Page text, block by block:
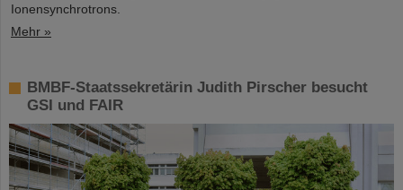
Ionensynchrotrons.
Mehr »
BMBF-Staatssekretärin Judith Pirscher besucht
GSI und FAIR